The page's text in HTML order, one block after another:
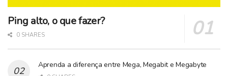
Ping alto, o que fazer?
0 SHARES
Aprenda a diferença entre Mega, Megabit e Megabyte